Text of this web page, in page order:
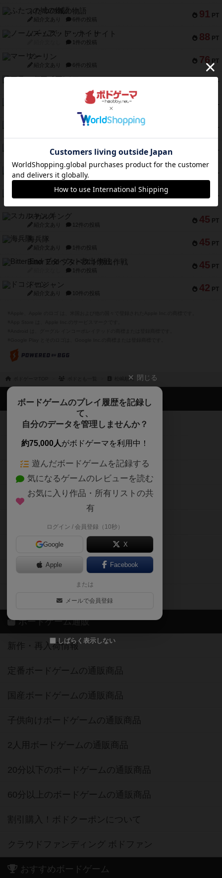
91 PT
ふたつの城の物語
紹介文あり 6件の投稿
88 PT
ノームズ・アット・ナイト
1件の投稿
76 PT
マーリン
紹介文あり 6件の投稿
PT
フラットアイアン
PT
トランスオリエント・エクスプレス
PT
アンブッシュ！：ムーブアウト！
PT
キャプテン・フリップ：イスラ・ボンバ
紹介文なし 2件の投稿
PT
ガルフストライク
紹介文あり 1件の投稿
45 PT
エコーズ・オブ・タイム
45 PT
スカルキング
紹介文あり 12件の投稿
45 PT
海兵隊
紹介文あり 1件の投稿
45 PT
Bitter End ブタペスト救出作戦
1件の投稿
42 PT
ドコジャン
紹介文あり 10件の投稿
松嶋順司 閉じる
ボードゲームのプレイ履歴を記録し
て、
自分のデータを管理しませんか？
約75,000人がボドゲーマを利用中！
遊んだボードゲームを記録する
気になるゲームのレビューを読む
お気に入り作品・所有リストの共
有
ログイン / 会員登録（10秒）
Google X
Apple Facebook
または
メールで会員登録
しばらく表示しない
ボドゲーマTOP
ボードゲームを検索する
ボードゲームの新着レビュー
ボードゲーム会情報
メカニクス特集
掲示板・トピックス
ボドとも・会員一覧
ボードゲーム業界コラム
ボドゲーマご利用案内
ボードゲーム通販
新作・再入荷情報
定番ボードゲームの通販商品
国産ボードゲームの通販商品
子供向けボードゲームの通販商品
2人用ボードゲームの通販商品
20分以下のボードゲームの通販商品
60分以上のボードゲームの通販商品
割引購入！ボドクーポンについて
クラウドファンディング ボドファン
おすすめボードゲーム